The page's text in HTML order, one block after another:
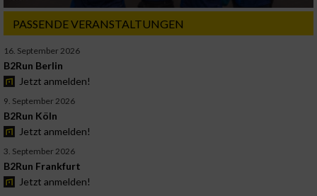
PASSENDE VERANSTALTUNGEN
16. September 2026
B2Run Berlin
Jetzt anmelden!
9. September 2026
B2Run Köln
Jetzt anmelden!
3. September 2026
B2Run Frankfurt
Jetzt anmelden!